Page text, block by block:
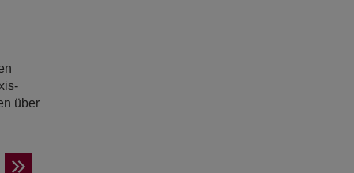
über